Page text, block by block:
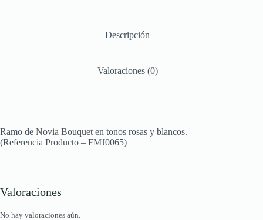
Descripción
Valoraciones (0)
Ramo de Novia Bouquet en tonos rosas y blancos.
(Referencia Producto – FMJ0065)
Valoraciones
No hay valoraciones aún.